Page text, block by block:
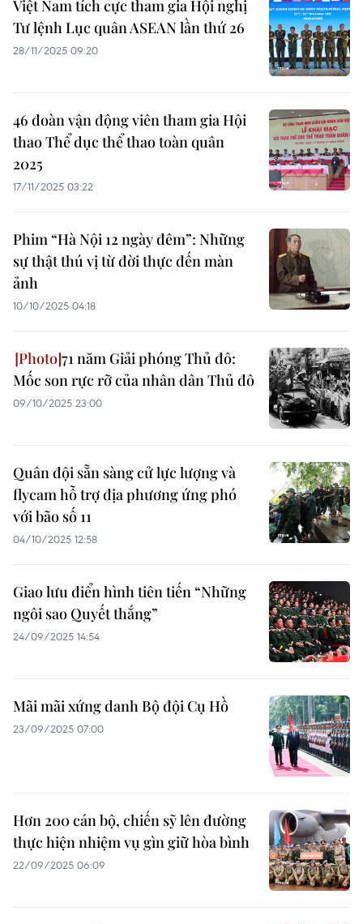
Việt Nam tích cực tham gia Hội nghị
Tư lệnh Lục quân ASEAN lần thứ 26
28/11/2025 09:20
46 đoàn vận động viên tham gia Hội
thao Thể dục thể thao toàn quân
2025
17/11/2025 03:22
Phim “Hà Nội 12 ngày đêm”: Những
sự thật thú vị từ đời thực đến màn
ảnh
10/10/2025 04:18
71 năm Giải phóng Thủ đô:
Mốc son rực rỡ của nhân dân Thủ đô
09/10/2025 23:00
Quân đội sẵn sàng cử lực lượng và
flycam hỗ trợ địa phương ứng phó
với bão số 11
04/10/2025 12:58
Giao lưu điển hình tiên tiến “Những
ngôi sao Quyết thắng”
24/09/2025 14:54
Mãi mãi xứng danh Bộ đội Cụ Hồ
23/09/2025 07:00
Hơn 200 cán bộ, chiến sỹ lên đường
thực hiện nhiệm vụ gìn giữ hòa bình
22/09/2025 06:09